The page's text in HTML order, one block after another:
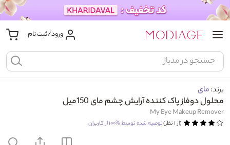
ورود/ثبت نام
برند:مای
محلول دوفاز پاک کننده آرایش چشم مای 150میل
My Eye Makeup Remover
(از ۱ نظر) توصیه شده توسط%۱۰۰ از کاربران